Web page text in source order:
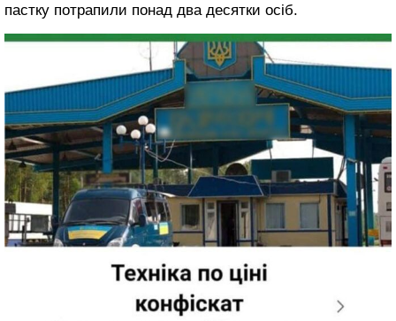
пастку потрапили понад два десятки осіб.